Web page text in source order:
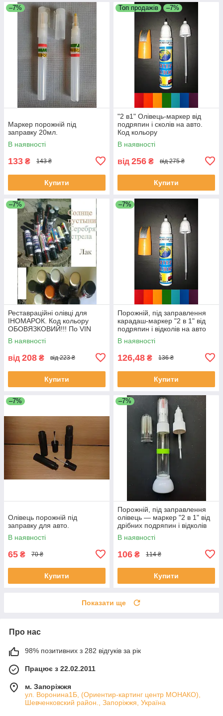
–7%
Маркер порожній під
заправку 20мл.
В наявності
133 ₴ 143 ₴
Купити
Топ продажів –7%
"2 в1" Олівець-маркер від
подряпин і сколів на авто.
Код кольору
ОБОВ'ЯЗКОВИЙ!!!
В наявності
від 256 ₴ від 275 ₴
Купити
–7%
Реставраційні олівці для
ІНОМАРОК. Код кольору
ОБОВЯЗКОВИЙ!!! По VIN
коду не працюемо!!!
В наявності
від 208 ₴ від 223 ₴
Купити
–7%
Порожній, під заправлення
карадаш-маркер "2 в 1" від
подряпин і відколів на авто
12 мл.
В наявності
126,48 ₴ 136 ₴
Купити
–7%
Олівець порожній під
заправку для авто.
В наявності
65 ₴ 70 ₴
Купити
–7%
Порожній, під заправлення
олівець — маркер "2 в 1" від
дрібних подряпин і відколів
на авто 10 мл.
В наявності
106 ₴ 114 ₴
Купити
Показати ще
Про нас
98% позитивних з 282 відгуків за рік
Працює з 22.02.2011
м. Запоріжжя
ул. Воронина1Б, (Ориентир-картинг центр МОНАКО),
Шевченковский район., Запоріжжя, Україна